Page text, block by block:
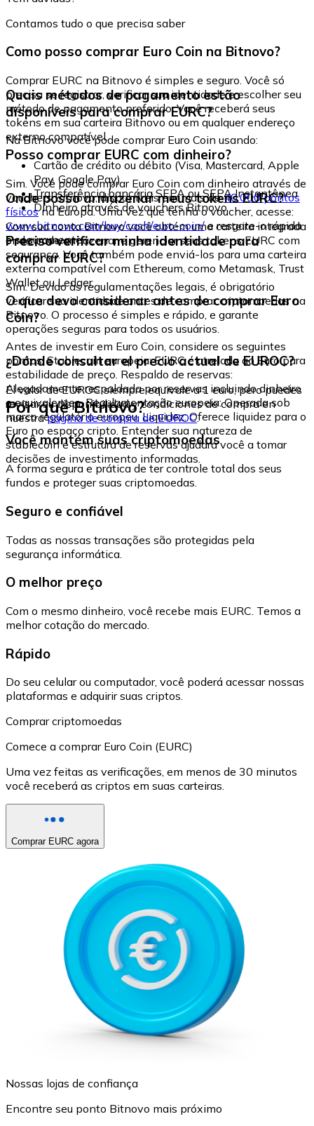
Contamos tudo o que precisa saber
Como posso comprar Euro Coin na Bitnovo?
Comprar EURC na Bitnovo é simples e seguro. Você só
precisa se registrar, verificar sua identidade e escolher seu
método de pagamento preferido. Você receberá seus
tokens em sua carteira Bitnovo ou em qualquer endereço
externo compatível.
Quais métodos de pagamento estão
disponíveis para comprar EURC?
Na Bitnovo você pode comprar Euro Coin usando:
Cartão de crédito ou débito (Visa, Mastercard, Apple
Pay, Google Pay)
Transferência bancária SEPA ou SEPA Instantânea
Dinheiro através de vouchers Bitnovo
Posso comprar EURC com dinheiro?
Sim. Você pode comprar Euro Coin com dinheiro através de
vouchers Bitnovo, disponíveis em mais de40.000 pontos
físicosna Europa. Uma vez que tenha o voucher, acesse:
www.bitnovo.com/buy/cash/euro-coin/e resgate-o rápida
e seguramente.
Onde posso armazenar meus tokens EURC?
Com sua conta Bitnovo você obtém uma carteira integrada
onde pode armazenar e gerenciar seus tokens EURC com
segurança. Você também pode enviá-los para uma carteira
externa compatível com Ethereum, como Metamask, Trust
Wallet ou Ledger.
Preciso verificar minha identidade para
comprar EURC?
Sim. Devido às regulamentações legais, é obrigatório
verificar sua identidade antes de comprar criptomoedas na
Bitnovo. O processo é simples e rápido, e garante
operações seguras para todos os usuários.
O que devo considerar antes de comprar Euro
Coin?
Antes de investir em Euro Coin, considere os seguintes
pontos: Stablecoin europeia: EURC é atrelada ao Euro para
estabilidade de preço. Respaldo de reservas:
Alegadamente respaldada por reservas incluindo dinheiro
e equivalentes. Regulamentação europeia: Operada sob
marco regulatório europeu. Liquidez: Oferece liquidez para o
Euro no espaço cripto. Entender sua natureza de
stablecoin e estrutura de reservas ajudará você a tomar
decisões de investimento informadas.
¿Dónde consultar el precio actual de EUROC?
El valor de EUROC siempre equivale a 1 euro, pero puedes
revisar su disponibilidad y condiciones de compra en
nuestrapágina de compra de EUROC.
Por que Bitnovo?
Você mantém suas criptomoedas
A forma segura e prática de ter controle total dos seus
fundos e proteger suas criptomoedas.
Seguro e confiável
Todas as nossas transações são protegidas pela
segurança informática.
O melhor preço
Com o mesmo dinheiro, você recebe mais EURC. Temos a
melhor cotação do mercado.
Rápido
Do seu celular ou computador, você poderá acessar nossas
plataformas e adquirir suas criptos.
Comprar criptomoedas
Comece a comprar Euro Coin (EURC)
Uma vez feitas as verificações, em menos de 30 minutos
você receberá as criptos em suas carteiras.
Comprar EURC agora
Nossas lojas de confiança
Encontre seu ponto Bitnovo mais próximo